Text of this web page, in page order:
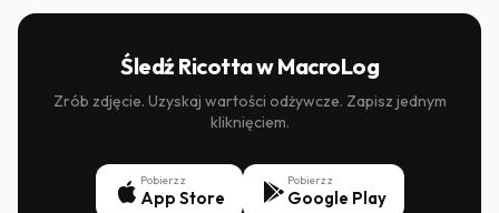
Śledź Ricotta w MacroLog
Zrób zdjęcie. Uzyskaj wartości odżywcze. Zapisz jednym
kliknięciem.
Pobierz z
App Store
Pobierz z
Google Play